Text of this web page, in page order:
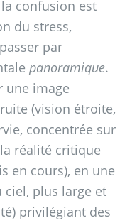
confusion est
du stress,
par
panoramique.
une image
(vision étroite,
concentrée sur
réalité critique
en cours), en une
plus large et
privilégiant des